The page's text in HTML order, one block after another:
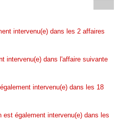
intervenu(e) dans les 2 affaires
intervenu(e) dans l'affaire suivante
intervenu(e) dans les 18
est également intervenu(e) dans les